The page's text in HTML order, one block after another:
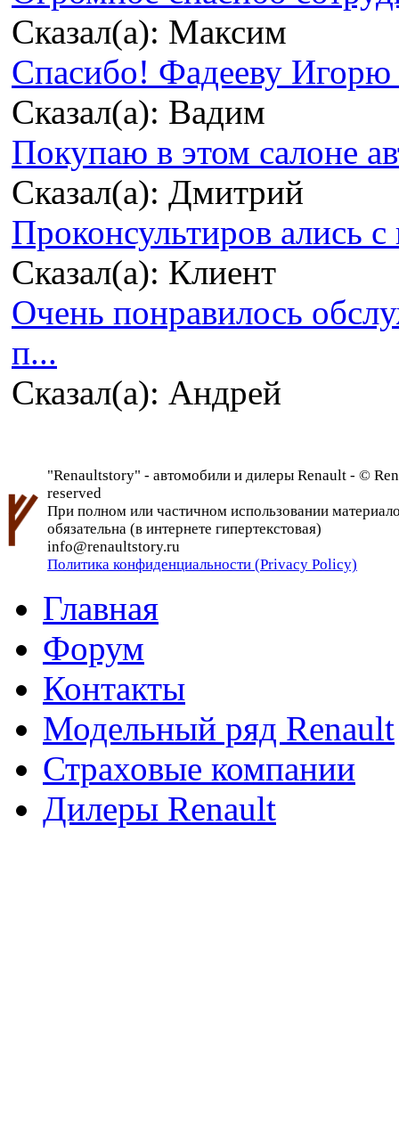
Сказал(а): Максим
Спасибо! Фадееву Игорю
Сказал(а): Вадим
Покупаю в этом салоне
Сказал(а): Дмитрий
Проконсультиров ались
Сказал(а): Клиент
Очень понравилось
п...
Сказал(а): Андрей
"Renaultstory" - автомобили и дилеры Renault - ©
reserved
При полном или частичном использовании
обязательна (в интернете гипертекстовая)
info@renaultstory.ru
Политика конфиденциальности (Privacy Policy)
Главная
Форум
Контакты
Модельный ряд Renault
Страховые компании
Дилеры Renault